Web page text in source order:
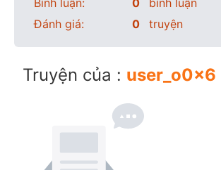
Bình luận:
0
bình luận
Đánh giá:
0 truyện
Truyện của : user_o0x6